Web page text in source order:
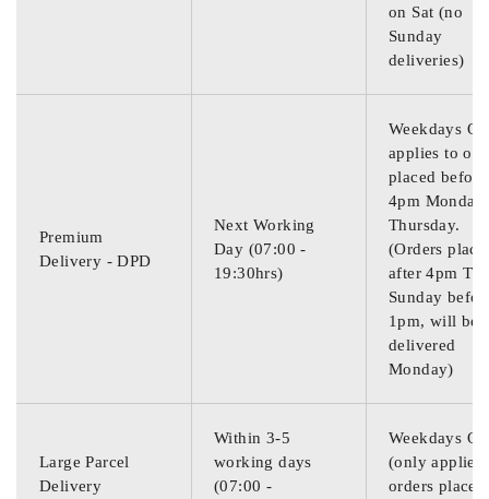
on Sat (no
Sunday
deliveries)
Premium
Delivery - DPD
Next Working
Day (07:00 -
19:30hrs)
Weekdays
applies to
placed before
4pm
Thursday.
(Orders
after 4pm
Sunday
1pm, will be
delivered
Monday)
Large Parcel
Delivery
Within 3-5
working days
(07:00 -
Weekdays
(only applies
orders placed